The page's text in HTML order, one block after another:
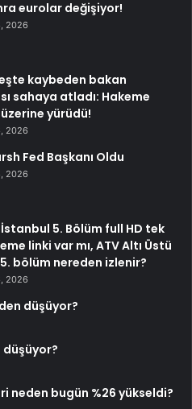
eurolar değişiyor!
2026
kaybeden bakan
sahaya atladı: Hakeme
yürüdü!
2026
Fed Başkanı Oldu
2026
5. Bölüm full HD tek
linki var mı, ATV Altı Üstü
bölüm nereden izlenir?
2026
düşüyor?
neden bugün %26 yükseldi?